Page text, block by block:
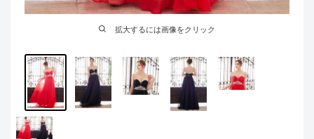
拡大するには画像をクリック